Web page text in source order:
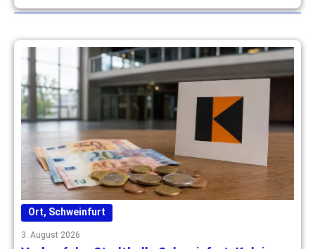
Ort, Schweinfurt
3. August 2026